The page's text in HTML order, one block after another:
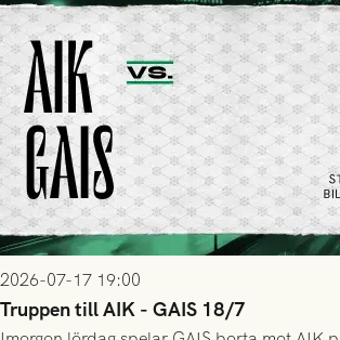
2026-07-17 19:00
Truppen till AIK - GAIS 18/7